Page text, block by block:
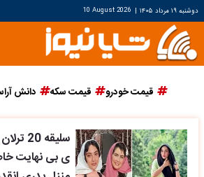
دوشنبه ۱۹ مرداد ۱۴۰۵ |
10 August 2026
قیمت خودرو قیمت سکه دانش
سلیقه
ی بی نهایت